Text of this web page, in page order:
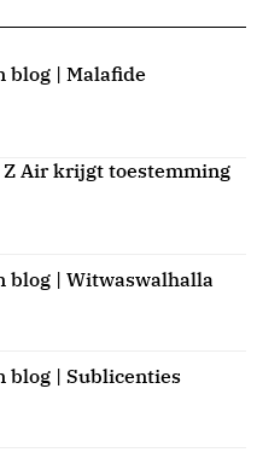
| Malafide
Air krijgt toestemming
| Witwaswalhalla
| Sublicenties